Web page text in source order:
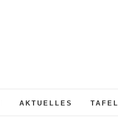
AKTUELLES TAFEL